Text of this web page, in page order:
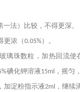
一法）比较，不得更深。
更浓（0.05%）。
璃珠数粒，加热回流使
碘化钾溶液15ml ，摇匀
加淀粉指示液2ml ，继续